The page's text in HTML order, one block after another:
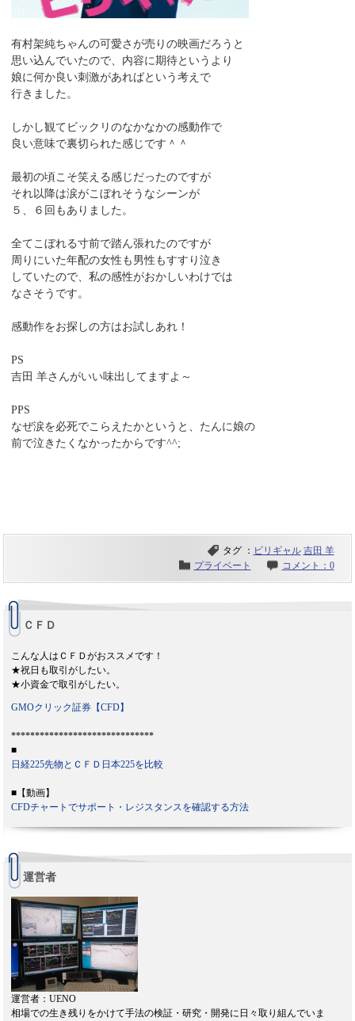
有村架純ちゃんの可愛さが売りの映画だろうと
思い込んでいたので、内容に期待というより
娘に何か良い刺激があればという考えで
行きました。
しかし観てビックリのなかなかの感動作で
良い意味で裏切られた感じです＾＾
最初の頃こそ笑える感じだったのですが
それ以降は涙がこぼれそうなシーンが
５、６回もありました。
全てこぼれる寸前で踏ん張れたのですが
周りにいた年配の女性も男性もすすり泣き
していたので、私の感性がおかしいわけでは
なさそうです。
感動作をお探しの方はお試しあれ！
PS
吉田 羊さんがいい味出してますよ～
PPS
なぜ涙を必死でこらえたかというと、たんに娘の
前で泣きたくなかったからです^^;
タグ ： ビリギャル 吉田 羊
プライベート
コメント：0
ＣＦＤ
こんな人はＣＦＤがおススメです！
★祝日も取引がしたい。
★小資金で取引がしたい。
GMOクリック証券【CFD】
******************************
■
日経225先物とＣＦＤ日本225を比較
■【動画】
CFDチャートでサポート・レジスタンスを確認する方法
運営者
運営者：UENO
相場での生き残りをかけて手法の検証・研究・開発に日々取り組んでいま